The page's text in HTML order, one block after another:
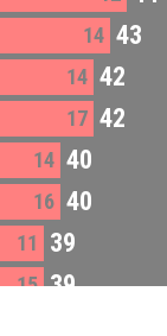
14 43
14 42
17 42
14 40
16 40
11 39
15 39